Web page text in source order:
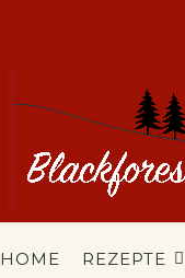
HOME REZEPTE